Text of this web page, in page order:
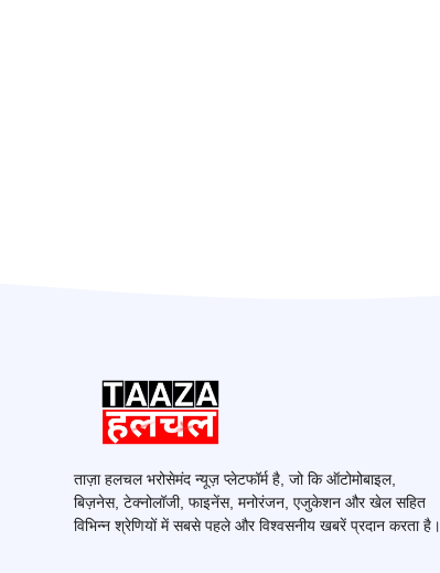
ताज़ा हलचल भरोसेमंद न्यूज़ प्लेटफॉर्म है, जो कि ऑटोमोबाइल,
बिज़नेस, टेक्नोलॉजी, फाइनेंस, मनोरंजन, एजुकेशन और खेल सहित
विभिन्न श्रेणियों में सबसे पहले और विश्वसनीय खबरें प्रदान करता है।